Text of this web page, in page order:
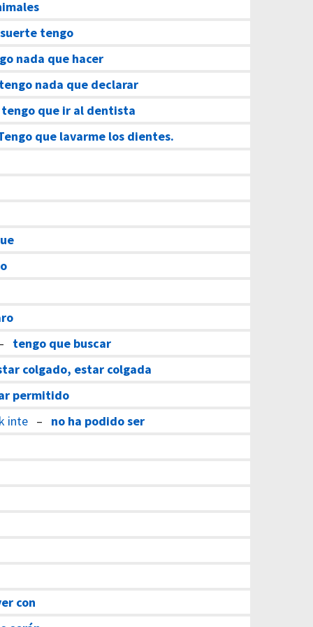
tengo
nada que hacer
nada que declarar
tengo que ir al dentista
que lavarme los dientes.
tengo que buscar
colgado, estar colgada
permitido
inte – no ha podido ser
con